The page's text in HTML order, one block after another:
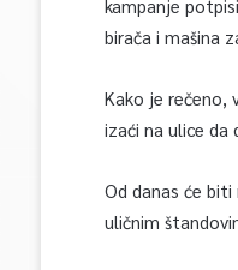
kampanje
birača i mašina
Kako je rečeno,
izaći na ulice da
Od danas će
uličnim